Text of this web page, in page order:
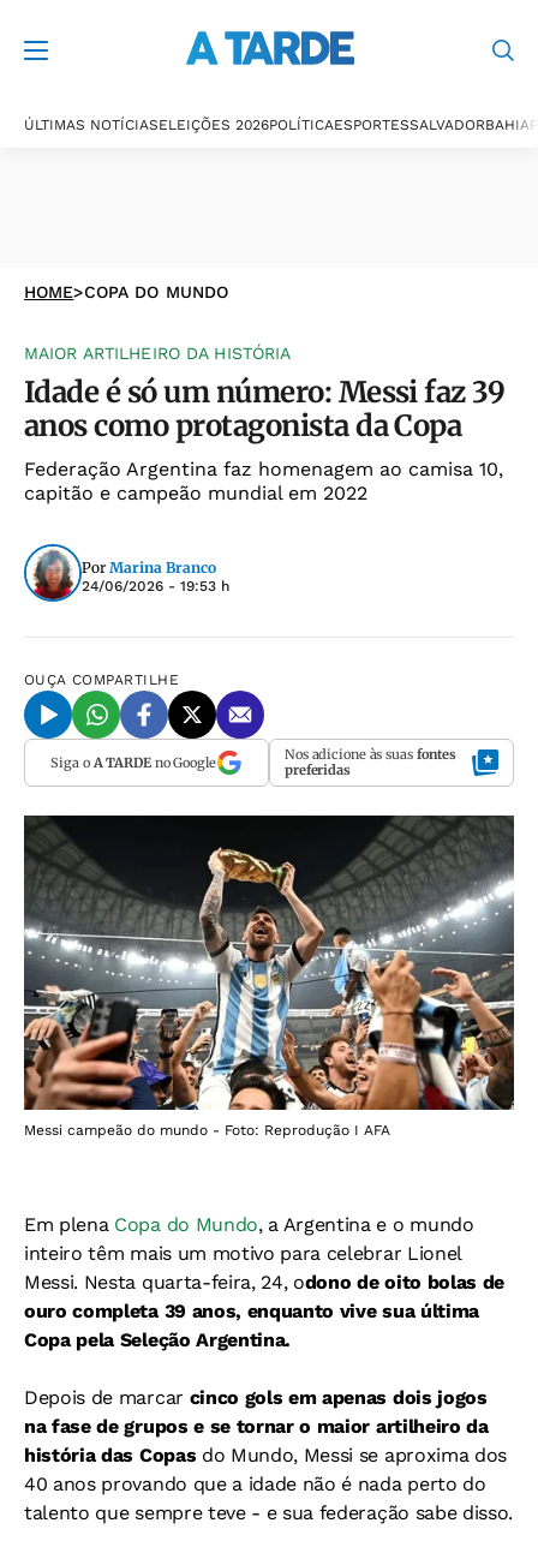
ÚLTIMAS NOTÍCIASELEIÇÕES 2026POLÍTICAESPORTESSALVADORBAHIA
HOME>COPA DO MUNDO
MAIOR ARTILHEIRO DA HISTÓRIA
Idade é só um número: Messi faz 39
anos como protagonista da Copa
Federação Argentina faz homenagem ao camisa 10,
capitão e campeão mundial em 2022
Por Marina Branco
24/06/2026 - 19:53 h
OUÇA COMPARTILHE
Siga o A TARDEno Google Nos adicione às suas fontes
preferidas
Messi campeão do mundo - Foto: Reprodução I AFA
Em plena Copa do Mundo, a Argentina e o mundo
inteiro têm mais um motivo para celebrar Lionel
Messi. Nesta quarta-feira, 24, odono de oito bolas de
ouro completa 39 anos, enquanto vive sua última
Copa pela Seleção Argentina.
Depois de marcar cinco gols em apenas dois jogos
na fase de grupos e se tornar o maior artilheiro da
história das Copas do Mundo, Messi se aproxima dos
40 anos provando que a idade não é nada perto do
talento que sempre teve - e sua federação sabe disso.